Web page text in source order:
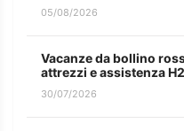
05/08/2026
Vacanze da bollino
attrezzi e assistenza
30/07/2026